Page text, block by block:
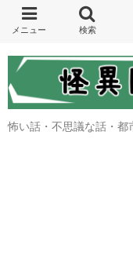
怖い話・不思議な話・都